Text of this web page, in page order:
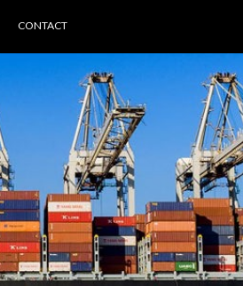
CONTACT